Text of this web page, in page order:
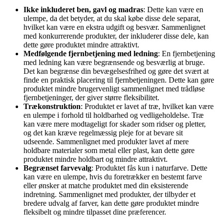
Ikke inkluderet ben, gavl og madras: Dette kan være en
ulempe, da det betyder, at du skal købe disse dele separat,
hvilket kan være en ekstra udgift og besvær. Sammenlignet
med konkurrerende produkter, der inkluderer disse dele, kan
dette gøre produktet mindre attraktivt.
Medfølgende fjernbetjening med ledning: En fjernbetjening
med ledning kan være begrænsende og besværlig at bruge.
Det kan begrænse din bevægelsesfrihed og gøre det svært at
finde en praktisk placering til fjernbetjeningen. Dette kan gøre
produktet mindre brugervenligt sammenlignet med trådløse
fjernbetjeninger, der giver større fleksibilitet.
Trækonstruktion: Produktet er lavet af træ, hvilket kan være
en ulempe i forhold til holdbarhed og vedligeholdelse. Træ
kan være mere modtageligt for skader som ridser og pletter,
og det kan kræve regelmæssig pleje for at bevare sit
udseende. Sammenlignet med produkter lavet af mere
holdbare materialer som metal eller plast, kan dette gøre
produktet mindre holdbart og mindre attraktivt.
Begrænset farvevalg: Produktet fås kun i naturfarve. Dette
kan være en ulempe, hvis du foretrækker en bestemt farve
eller ønsker at matche produktet med din eksisterende
indretning. Sammenlignet med produkter, der tilbyder et
bredere udvalg af farver, kan dette gøre produktet mindre
fleksibelt og mindre tilpasset dine præferencer.